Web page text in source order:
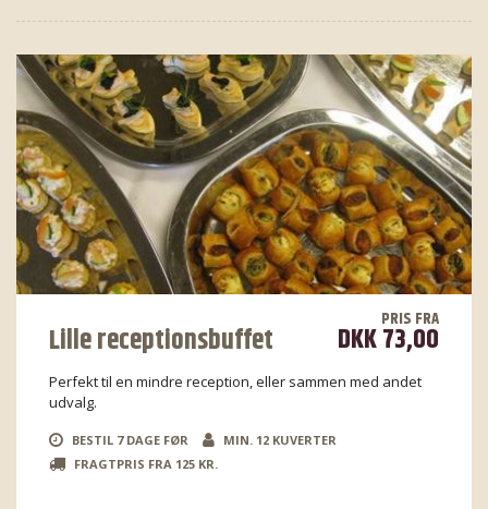
Lille receptionsbuffet
PRIS FRA
DKK 73,00
Perfekt til en mindre reception, eller sammen med andet
udvalg.
BESTIL 7 DAGE FØR
MIN. 12 KUVERTER
FRAGTPRIS FRA 125 KR.